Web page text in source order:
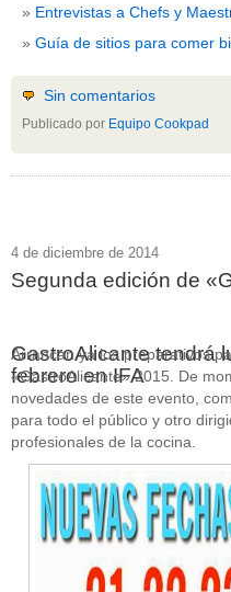
Entrevistas a Chefs y
Guía de sitios para comer
Sin comentarios
Publicado por Equipo Cookpad
4 de diciembre de 2014
Segunda edición de
GastroAlicante tendrá
febrero en IFA
Arrancan ya los preparativos
«GastroAlicante» 2015. De
novedades de este evento,
para todo el público y otro
profesionales de la cocina.